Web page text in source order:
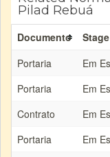
Pilad Rebuá
Documento Stage
Portaria
Em
Portaria
Em
Contrato
Em
Portaria
Em